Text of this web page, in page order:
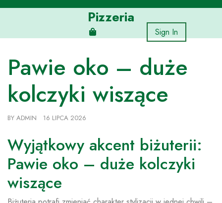
Skip
Pizzeria
Sign In
Pawie oko – duże
kolczyki wiszące
BY ADMIN 16 LIPCA 2026
Wyjątkowy akcent biżuterii:
Pawie oko – duże kolczyki
wiszące